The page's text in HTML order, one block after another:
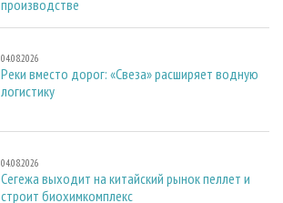
производстве
04.08.2026
Реки вместо дорог: «Свеза» расширяет водную
логистику
04.08.2026
Сегежа выходит на китайский рынок пеллет и
строит биохимкомплекс